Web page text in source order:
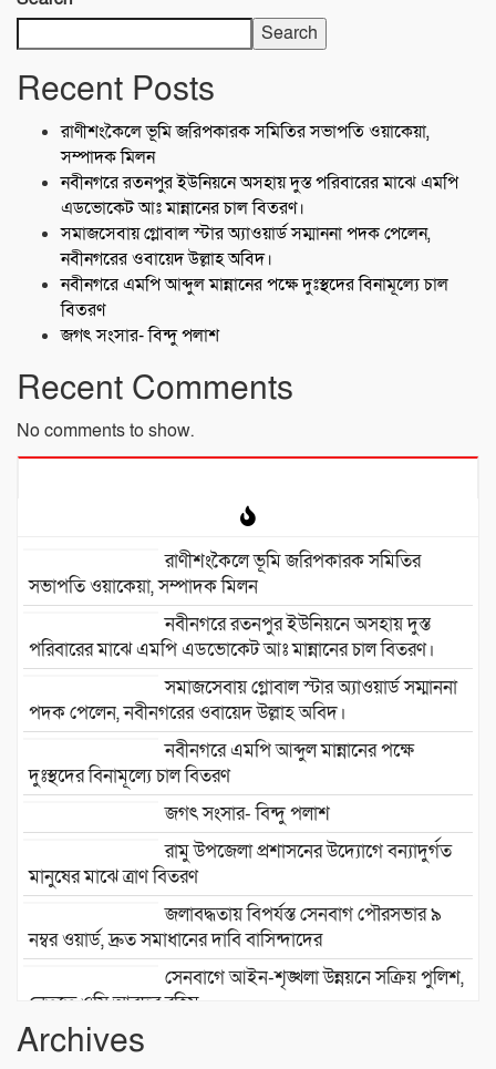
Search
Recent Posts
রাণীশংকৈলে ভূমি জরিপকারক সমিতির সভাপতি ওয়াকেয়া,
সম্পাদক মিলন
নবীনগরে রতনপুর ইউনিয়নে অসহায় দুস্ত পরিবারের মাঝে এমপি
এডভোকেট আঃ মান্নানের চাল বিতরণ।
সমাজসেবায় গ্লোবাল স্টার অ্যাওয়ার্ড সম্মাননা পদক পেলেন,
নবীনগরের ওবায়েদ উল্লাহ অবিদ।
নবীনগরে এমপি আব্দুল মান্নানের পক্ষে দুঃস্থদের বিনামূল্যে চাল
বিতরণ
জগৎ সংসার- বিন্দু পলাশ
Recent Comments
No comments to show.
রাণীশংকৈলে ভূমি জরিপকারক সমিতির
সভাপতি ওয়াকেয়া, সম্পাদক মিলন
নবীনগরে রতনপুর ইউনিয়নে অসহায় দুস্ত
পরিবারের মাঝে এমপি এডভোকেট আঃ মান্নানের চাল বিতরণ।
সমাজসেবায় গ্লোবাল স্টার অ্যাওয়ার্ড সম্মাননা
পদক পেলেন, নবীনগরের ওবায়েদ উল্লাহ অবিদ।
নবীনগরে এমপি আব্দুল মান্নানের পক্ষে
দুঃস্থদের বিনামূল্যে চাল বিতরণ
জগৎ সংসার- বিন্দু পলাশ
রামু উপজেলা প্রশাসনের উদ্যোগে বন্যাদুর্গত
মানুষের মাঝে ত্রাণ বিতরণ
জলাবদ্ধতায় বিপর্যস্ত সেনবাগ পৌরসভার ৯
নম্বর ওয়ার্ড, দ্রুত সমাধানের দাবি বাসিন্দাদের
সেনবাগে আইন-শৃঙ্খলা উন্নয়নে সক্রিয় পুলিশ,
নেতৃত্বে ওসি আবদুর রহিম
Archives